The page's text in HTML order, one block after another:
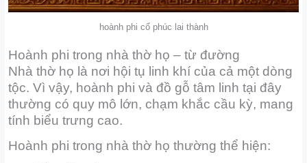
hoành phi cổ phúc lai thành
Hoành phi trong nhà thờ họ – từ đường
Nhà thờ họ là nơi hội tụ linh khí của cả một dòng
tộc. Vì vậy, hoành phi và đồ gỗ tâm linh tại đây
thường có quy mô lớn, chạm khắc cầu kỳ, mang
tính biểu trưng cao.
Hoành phi trong nhà thờ họ thường thể hiện: